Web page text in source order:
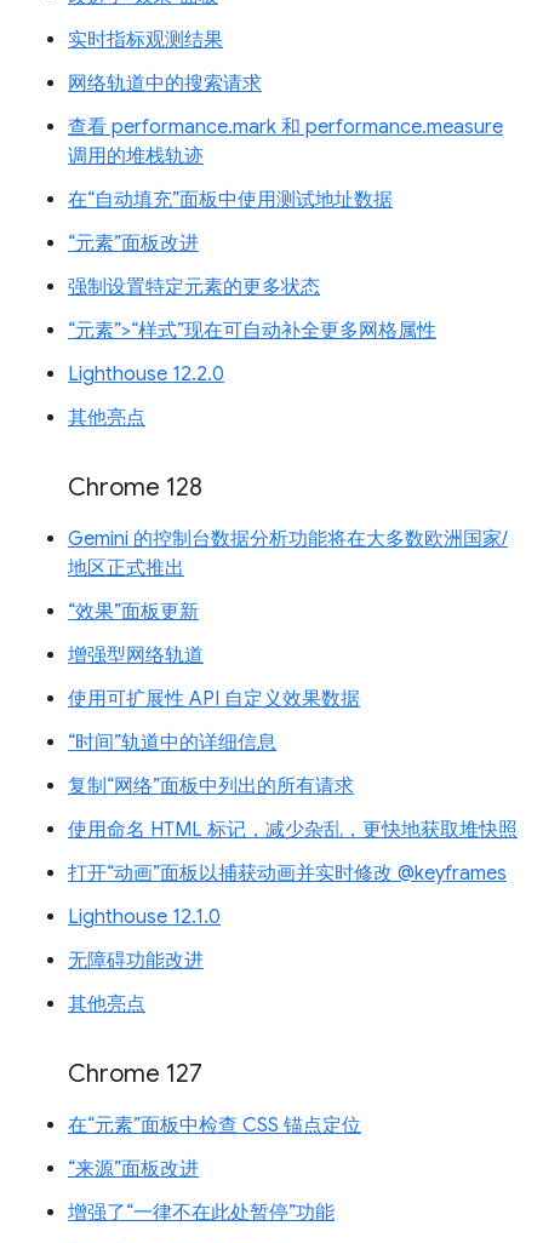
实时指标观测结果
网络轨道中的搜索请求
查看 performance.mark 和 performance.measure
调用的堆栈轨迹
在“自动填充”面板中使用测试地址数据
“元素”面板改进
强制设置特定元素的更多状态
“元素”>“样式”现在可自动补全更多网格属性
Lighthouse 12.2.0
其他亮点
Chrome 128
Gemini 的控制台数据分析功能将在大多数欧洲国家/
地区正式推出
“效果”面板更新
增强型网络轨道
使用可扩展性 API 自定义效果数据
“时间”轨道中的详细信息
复制“网络”面板中列出的所有请求
使用命名 HTML 标记，减少杂乱，更快地获取堆快照
打开“动画”面板以捕获动画并实时修改 @keyframes
Lighthouse 12.1.0
无障碍功能改进
其他亮点
Chrome 127
在“元素”面板中检查 CSS 锚点定位
“来源”面板改进
增强了“一律不在此处暂停”功能